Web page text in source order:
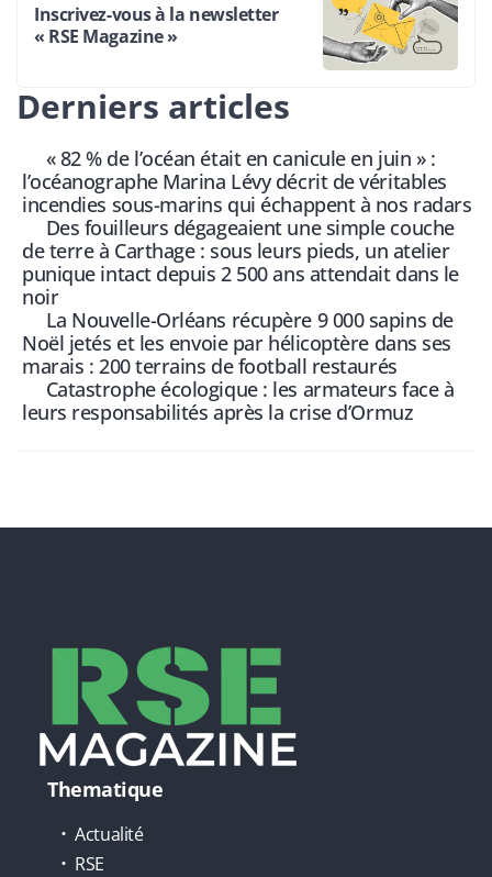
Inscrivez-vous à la newsletter
« RSE Magazine »
Derniers articles
« 82 % de l’océan était en canicule en juin » :
l’océanographe Marina Lévy décrit de véritables
incendies sous-marins qui échappent à nos radars
Des fouilleurs dégageaient une simple couche
de terre à Carthage : sous leurs pieds, un atelier
punique intact depuis 2 500 ans attendait dans le
noir
La Nouvelle-Orléans récupère 9 000 sapins de
Noël jetés et les envoie par hélicoptère dans ses
marais : 200 terrains de football restaurés
Catastrophe écologique : les armateurs face à
leurs responsabilités après la crise d’Ormuz
Thematique
Actualité
RSE